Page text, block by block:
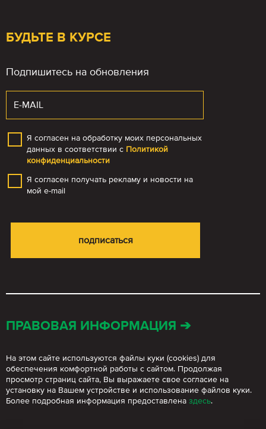
БУДЬТЕ В КУРСЕ
Подпишитесь на обновления
Я согласен на обработку моих персональных
данных в соответствии с Политикой
конфиденциальности
Я согласен получать рекламу и новости на
мой e-mail
ПРАВОВАЯ ИНФОРМАЦИЯ ➔
На этом сайте используются файлы куки (cookies) для
обеспечения комфортной работы с сайтом. Продолжая
просмотр страниц сайта, Вы выражаете свое согласие на
установку на Вашем устройстве и использование файлов куки.
Более подробная информация предоставлена здесь.